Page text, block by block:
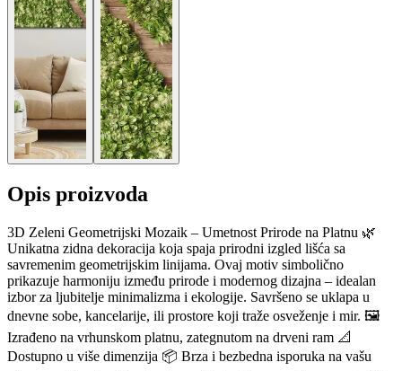
Opis proizvoda
3D Zeleni Geometrijski Mozaik – Umetnost Prirode na Platnu 🌿
Unikatna zidna dekoracija koja spaja prirodni izgled lišća sa
savremenim geometrijskim linijama. Ovaj motiv simbolično
prikazuje harmoniju između prirode i modernog dizajna – idealan
izbor za ljubitelje minimalizma i ekologije. Savršeno se uklapa u
dnevne sobe, kancelarije, ili prostore koji traže osveženje i mir. 🖼
Izrađeno na vrhunskom platnu, zategnutom na drveni ram 📐
Dostupno u više dimenzija 📦 Brza i bezbedna isporuka na vašu